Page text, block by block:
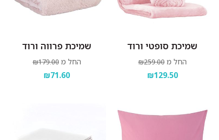
שמיכת סופטי ורוד
החל מ ₪259.00
₪129.50
שמיכת פרווה ורוד
החל מ ₪179.00
₪71.60